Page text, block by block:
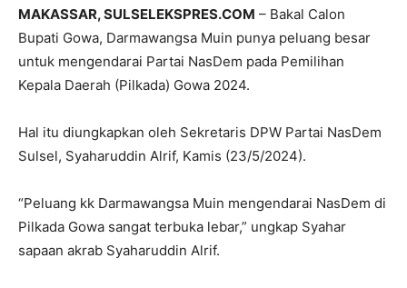
MAKASSAR, SULSELEKSPRES.COM – Bakal Calon
Bupati Gowa, Darmawangsa Muin punya peluang besar
untuk mengendarai Partai NasDem pada Pemilihan
Kepala Daerah (Pilkada) Gowa 2024.
Hal itu diungkapkan oleh Sekretaris DPW Partai NasDem
Sulsel, Syaharuddin Alrif, Kamis (23/5/2024).
“Peluang kk Darmawangsa Muin mengendarai NasDem di
Pilkada Gowa sangat terbuka lebar,” ungkap Syahar
sapaan akrab Syaharuddin Alrif.